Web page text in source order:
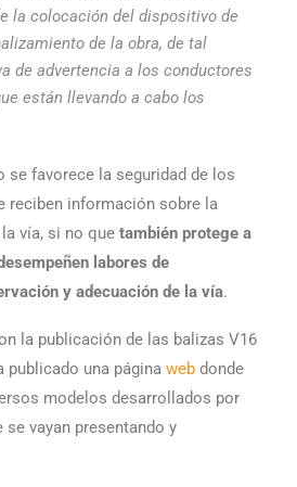
la colocación del dispositivo de
de la obra, de tal
de advertencia a los conductores
están llevando a cabo los
se favorece la seguridad de los
reciben información sobre la
vía, si no que también protege a
labores de
y adecuación de la vía.
la publicación de las balizas V16
publicado una página web donde
modelos desarrollados por
vayan presentando y